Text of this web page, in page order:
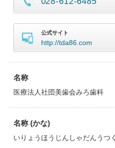
公式サイト
http://tda86.com
名称
医療法人社団美歯会みろ歯科
名称 (かな)
いりょうほうじんしゃだんうつ